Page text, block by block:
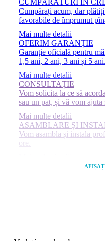
CUMPĂRĂTURI ÎN
Cumpărați acum, dar
favorabile de împrumut
Mai multe detalii
OFERIM GARANȚIE
Garanție oficială pentru
1,5 ani, 2 ani, 3 ani și 5 ani.
Mai multe detalii
CONSULTAȚIE
Vom solicita la ce să
sau un pat, și vă vom
Mai multe detalii
ASAMBLARE ȘI
Vom asambla și instala
ore.